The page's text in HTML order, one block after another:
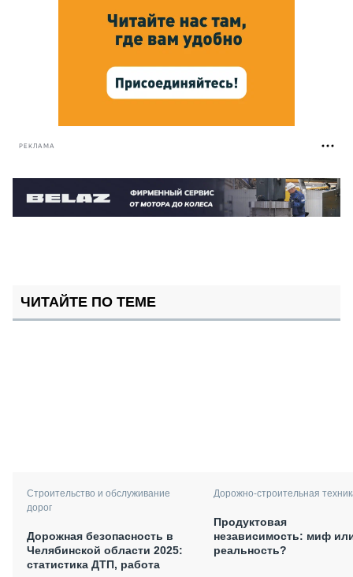
РЕКЛАМА
ЧИТАЙТЕ ПО ТЕМЕ
Строительство и обслуживание
дорог
Дорожная безопасность в
Челябинской области 2025:
статистика ДТП, работа
Дорожно-строительная
Продуктовая
независимость: миф
реальность?